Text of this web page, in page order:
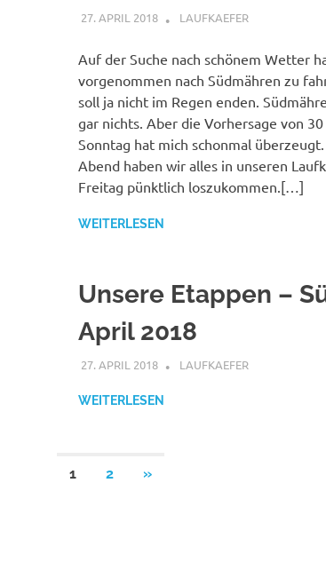
27. APRIL 2018 LAUFKAEFERSÜDMÄHREN
Auf der Suche nach schönem Wetter
vorgenommen nach Südmähren zu
soll ja nicht im Regen enden.
gar nichts. Aber die Vorhersage von
Sonntag hat mich schonmal
Abend haben wir alles in unseren
Freitag pünktlich loszukommen.[…]
WEITERLESEN
Unsere Etappen –
April 2018
27. APRIL 2018 LAUFKAEFERKARTEN
WEITERLESEN
Seitennummerierung
1 2
NÄCHSTE
»